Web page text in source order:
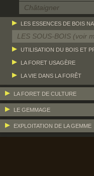
Châtaigner
LES ESSENCES DE BOIS
LES SOUS-BOIS (voir
UTILISATION DU BOIS ET
LA FORET USAGÈRE
LA VIE DANS LA FORÊT
LA FORET DE CULTURE
LE GEMMAGE
EXPLOITATION DE LA GEMME